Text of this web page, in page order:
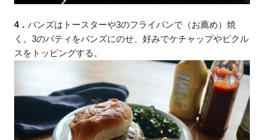
4．バンズはトースターや3のフライパンで（お薦め）焼
く。3のパティをバンズにのせ、好みでケチャップやピクル
スをトッピングする。